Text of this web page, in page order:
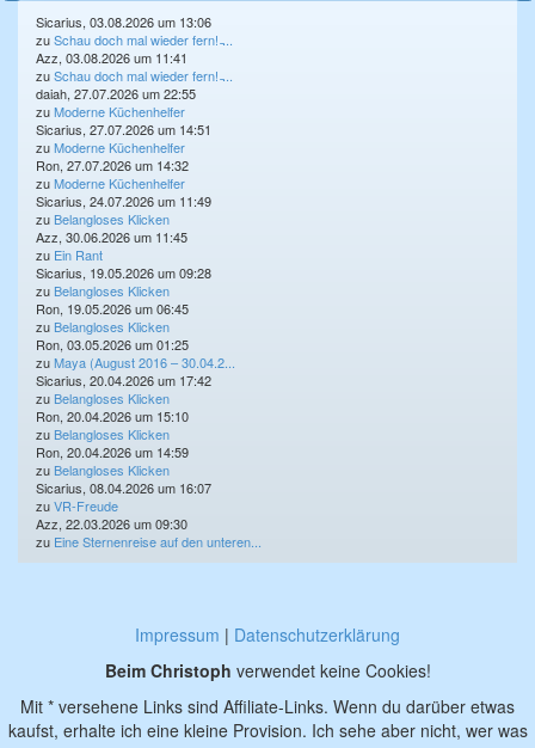
Sicarius, 03.08.2026 um 13:06
zuSchau doch mal wieder fern! ̵...
Azz, 03.08.2026 um 11:41
zuSchau doch mal wieder fern! ̵...
daiah, 27.07.2026 um 22:55
zuModerne Küchenhelfer
Sicarius, 27.07.2026 um 14:51
zuModerne Küchenhelfer
Ron, 27.07.2026 um 14:32
zuModerne Küchenhelfer
Sicarius, 24.07.2026 um 11:49
zu Belangloses Klicken
Azz, 30.06.2026 um 11:45
zu Ein Rant
Sicarius, 19.05.2026 um 09:28
zu Belangloses Klicken
Ron, 19.05.2026 um 06:45
zu Belangloses Klicken
Ron, 03.05.2026 um 01:25
zuMaya (August 2016 – 30.04.2...
Sicarius, 20.04.2026 um 17:42
zu Belangloses Klicken
Ron, 20.04.2026 um 15:10
zu Belangloses Klicken
Ron, 20.04.2026 um 14:59
zu Belangloses Klicken
Sicarius, 08.04.2026 um 16:07
zuVR-Freude
Azz, 22.03.2026 um 09:30
zu Eine Sternenreise auf den unteren...
Impressum | Datenschutzerklärung
Beim Christoph verwendet keine Cookies!
Mit * versehene Links sind Affiliate-Links. Wenn du darüber etwas
kaufst, erhalte ich eine kleine Provision. Ich sehe aber nicht, wer was